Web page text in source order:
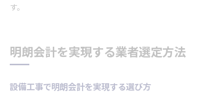
す。
明朗会計を実現する業者選定方法
設備工事で明朗会計を実現する選び方